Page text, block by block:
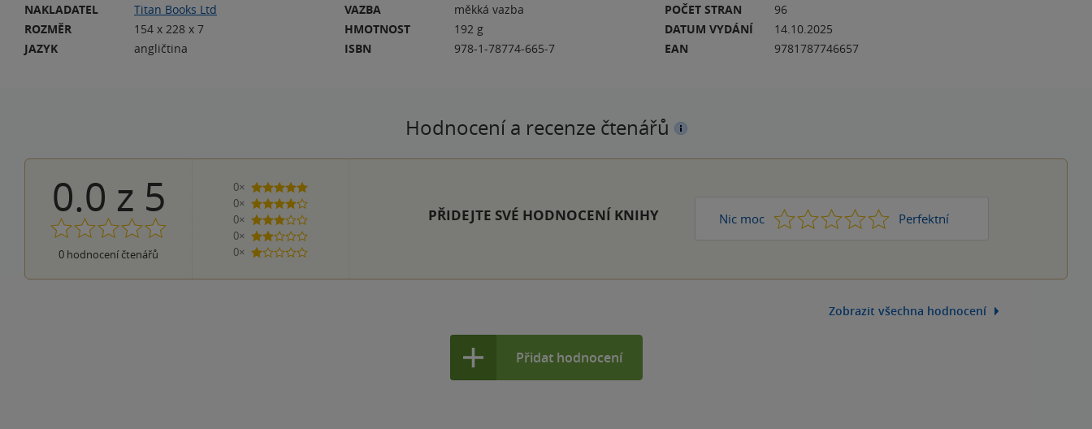
NAKLADATEL
Titan Books Ltd
ROZMĚR
154 x 228 x 7
JAZYK
angličtina
VAZBA
měkká vazba
HMOTNOST
192 g
ISBN
978-1-78774-665-7
POČET STRAN
96
DATUM VYDÁNÍ
14.10.2025
EAN
9781787746657
Hodnocení a recenze čtenářů
0.0 z 5
0 hodnocení čtenářů
0×
5 hvězdiček
0×
4 hvězdičky
0×
3 hvězdičky
0×
2 hvězdičky
0×
1 hvezdička
PŘIDEJTE SVÉ HODNOCENÍ KNIHY Nic moc 1 2 3 4 Perfektní
5
Zobrazit všechna hodnocení
Přidat hodnocení